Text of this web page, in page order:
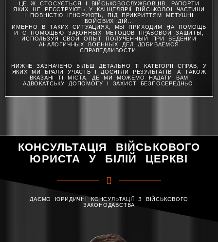
ЦЕ Ж СТОСУЄТЬСЯ І ВІЙСЬКОВОСЛУЖБОВЦІВ, РАПОРТИ
ЯКИХ НЕ РЕЄСТРУЮТЬ У КАНЦЕЛЯРІЇ ВІЙСЬКОВОЇ ЧАСТИНИ
І ПОВНІСТЮ ІГНОРУЮТЬ, ПІД ПРИКРИТТЯМ МЕТУШНІ
БОЙОВИХ ДІЙ...
ИМЕННО В ТАКИХ СИТУАЦИЯХ, МЫ ПРИХОДИМ НА ПОМОЩЬ
И С ПОМОЩЬЮ ЗАКОННЫХ МЕТОДОВ ПРАВОВОЙ ЗАЩИТЫ,
ИСПОЛЬЗУЯ СВОЙ ОПЫТ ПОЛУЧЕННЫЙ ПРИ ВЕДЕНИИ
АНАЛОГИЧНЫХ ВОЕННЫХ ДЕЛ ДОБИВАЕМСЯ
СПРАВЕДЛИВОСТИ.
НИЖЧЕ ЗАЗНАЧЕНО БІЛЬШ ДЕТАЛЬНО ТІ КАТЕГОРІЇ СПРАВ, У
ЯКИХ МИ БРАЛИ УЧАСТЬ І ДОСЯГЛИ РЕЗУЛЬТАТІВ, А ТАКОЖ
ВКАЗАНІ ТІ МІСТА, ДЕ МИ МОЖЕМО НАДАТИ ВАМ
АДВОКАТСЬКУ ДОПОМОГУ І ЗАХИСТ БЕЗПОСЕРЕДНЬО.
КОНСУЛЬТАЦІЯ ВІЙСЬКОВОГО
ЮРИСТА У БІЛІЙ ЦЕРКВІ
ДАЄМО ЮРИДИЧНІ КОНСУЛЬТАЦІЇ З ВІЙСЬКОВОГО
ЗАКОНОДАВСТВА